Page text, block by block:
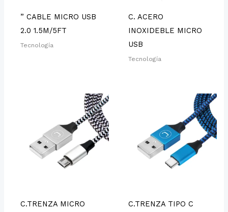
” CABLE MICRO USB
2.0 1.5M/5FT
Tecnología
C. ACERO
INOXIDEBLE MICRO
USB
Tecnología
C.TRENZA MICRO
C.TRENZA TIPO C